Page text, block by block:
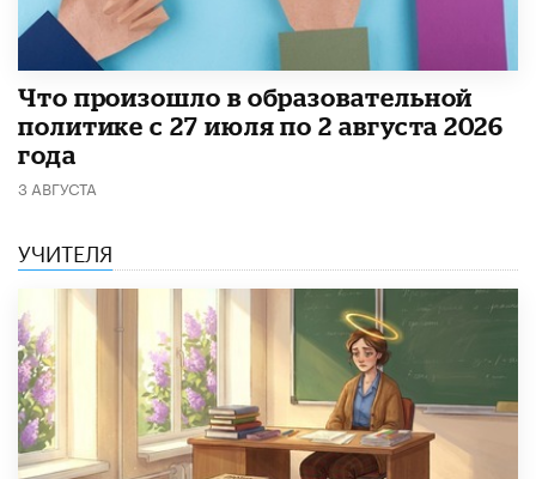
​Что произошло в образовательной
политике с 27 июля по 2 августа 2026
года
3 АВГУСТА
УЧИТЕЛЯ